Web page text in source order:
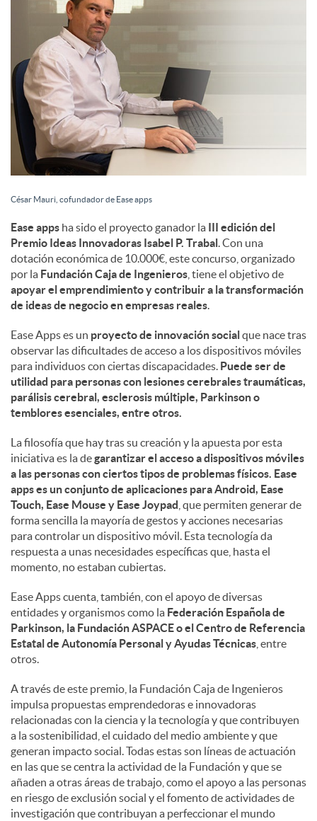
n
t
e
n
i
d
o
s
César Mauri, cofundador de Ease apps
Ease apps ha sido el proyecto ganador la III edición del
Premio Ideas Innovadoras Isabel P. Trabal. Con una
dotación económica de 10.000€, este concurso, organizado
por la Fundación Caja de Ingenieros , tiene el objetivo de
apoyar el emprendimiento y contribuir a la transformación
de ideas de negocio en empresas reales.
Ease Apps es un proyecto de innovación socialque nace tras
observar las dificultades de acceso a los dispositivos móviles
para individuos con ciertas discapacidades. Puede ser de
utilidad para personas con lesiones cerebrales traumáticas,
parálisis cerebral, esclerosis múltiple, Parkinson o
temblores esenciales, entre otros.
La filosofía que hay tras su creación y la apuesta por esta
iniciativa es la degarantizar el acceso a dispositivos móviles
a las personas con ciertos tipos de problemas físicos. Ease
apps es un conjunto de aplicaciones para Android, Ease
Touch, Ease Mouse y Ease Joypad , que permiten generar de
forma sencilla la mayoría de gestos y acciones necesarias
para controlar un dispositivo móvil. Esta tecnología da
respuesta a unas necesidades específicas que, hasta el
momento, no estaban cubiertas.
Ease Apps cuenta, también, con el apoyo de diversas
entidades y organismos como la Federación Española de
Parkinson, la Fundación ASPACE o el Centro de Referencia
Estatal de Autonomía Personal y Ayudas Técnicas , entre
otros.
A través de este premio, la Fundación Caja de Ingenieros
impulsa propuestas emprendedoras e innovadoras
relacionadas con la ciencia y la tecnología y que contribuyen
a la sostenibilidad, el cuidado del medio ambiente y que
generan impacto social. Todas estas son líneas de actuación
en las que se centra la actividad de la Fundación y que se
añaden a otras áreas de trabajo, como el apoyo a las personas
en riesgo de exclusión social y el fomento de actividades de
investigación que contribuyan a perfeccionar el mundo